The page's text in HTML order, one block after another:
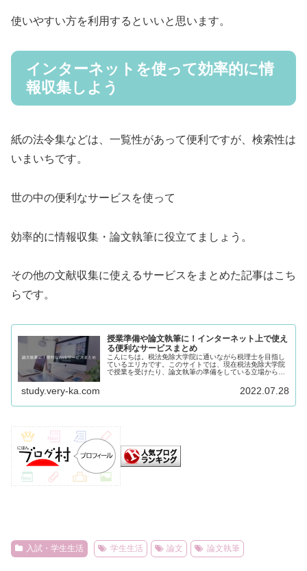
使いやすい方を利用するといいと思います。
インターネットを使って効率的に情
報収集しよう
紙の法令集などは、一覧性があって便利ですが、検索性は
いまいちです。
世の中の便利なサービスを使って
効率的に情報収集・論文執筆に役立てましょう。
その他の文献収集に使えるサービスをまとめた記事はこち
らです。
授業準備や論文執筆に！インターネット上で使え
る便利なサービスまとめ
こんにちは。税法免除大学院に通いながら税理士を目指し
ているエリカです。このサイトでは、現在税法免除大学院
で授業を受けたり、論文執筆の準備をしている立場から、
study.very-ka.com 2022.07.28
入試・学生生活 学生生活 論文 論文執筆